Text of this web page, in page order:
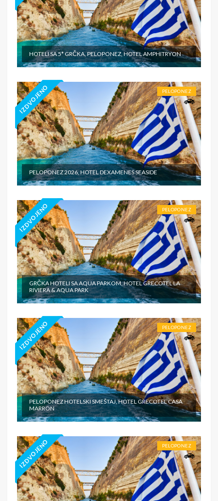
HOTELI SA 5* GRČKA, PELOPONEZ, HOTEL AMPHITRYON
IZDVOJENO PELOPONEZ
PELOPONEZ 2026, HOTEL DEXAMENES SEASIDE
IZDVOJENO PELOPONEZ
GRČKA HOTELI SA AQUA PARKOM, HOTEL GRECOTEL LA
RIVIERA & AQUA PARK
IZDVOJENO PELOPONEZ
PELOPONEZ HOTELSKI SMEŠTAJ, HOTEL GRECOTEL CASA
MARRON
IZDVOJENO PELOPONEZ